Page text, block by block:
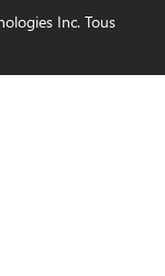
Inc. Tous